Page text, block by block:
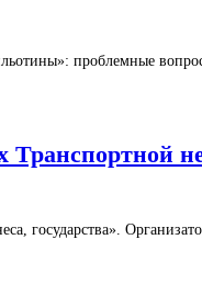
проблемные
государства».